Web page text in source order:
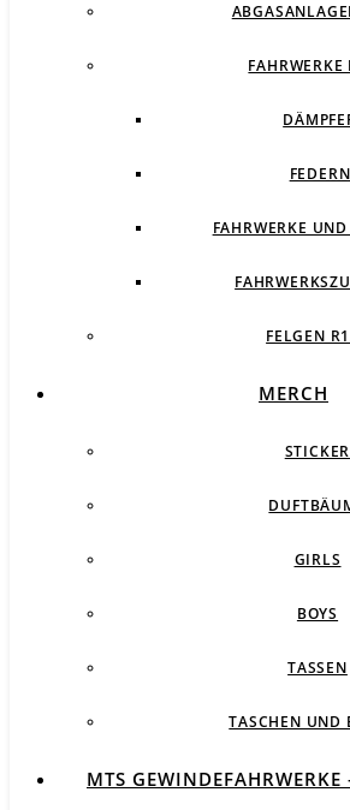
FAHRWERKE
FAHRWERKE
FELGEN
MERCH
STICKER
GIRLS
BOYS
TASSEN
TASCHEN UND
MTS